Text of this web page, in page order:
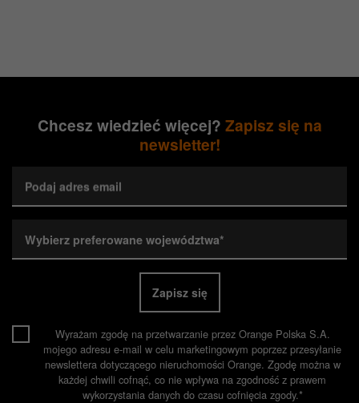
Chcesz wiedzieć więcej? Zapisz się na
newsletter!
Podaj adres email
Wybierz preferowane województwa*
Zapisz się
Wyrażam zgodę na przetwarzanie przez Orange Polska S.A.
mojego adresu e-mail w celu marketingowym poprzez przesyłanie
newslettera dotyczącego nieruchomości Orange. Zgodę można w
każdej chwili cofnąć, co nie wpływa na zgodność z prawem
wykorzystania danych do czasu cofnięcia zgody.*